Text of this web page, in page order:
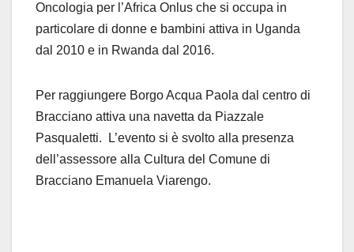
Oncologia per l’Africa Onlus che si occupa in
particolare di donne e bambini attiva in Uganda
dal 2010 e in Rwanda dal 2016.
Per raggiungere Borgo Acqua Paola dal centro di
Bracciano attiva una navetta da Piazzale
Pasqualetti. L’evento si è svolto alla presenza
dell’assessore alla Cultura del Comune di
Bracciano Emanuela Viarengo.